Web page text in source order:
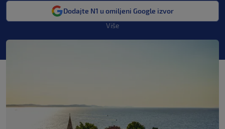
Dodajte N1 u omiljeni Google izvor
Više